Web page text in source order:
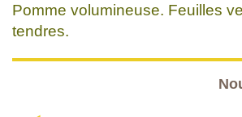
Pomme volumineuse. Feuilles
tendres.